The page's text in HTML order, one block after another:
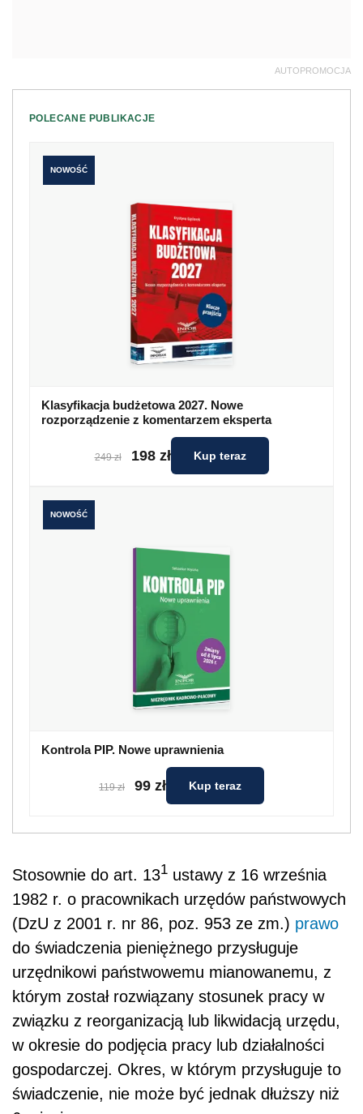
AUTOPROMOCJA
POLECANE PUBLIKACJE
NOWOŚĆ
Klasyfikacja budżetowa 2027. Nowe
rozporządzenie z komentarzem eksperta
249 zł 198 zł Kup teraz
NOWOŚĆ
Kontrola PIP. Nowe uprawnienia
119 zł 99 zł Kup teraz
Stosownie do art. 131 ustawy z 16 września
1982 r. o pracownikach urzędów państwowych
(DzU z 2001 r. nr 86, poz. 953 ze zm.) prawo
do świadczenia pieniężnego przysługuje
urzędnikowi państwowemu mianowanemu, z
którym został rozwiązany stosunek pracy w
związku z reorganizacją lub likwidacją urzędu,
w okresie do podjęcia pracy lub działalności
gospodarczej. Okres, w którym przysługuje to
świadczenie, nie może być jednak dłuższy niż